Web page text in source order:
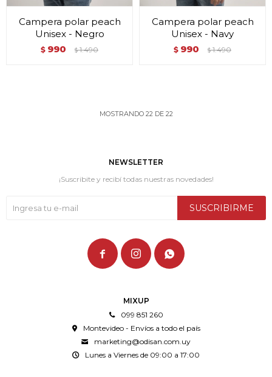
Campera polar peach
Unisex - Negro
$ 990 $ 1.490
Campera polar peach
Unisex - Navy
$ 990 $ 1.490
MOSTRANDO 22 DE 22
MIXUP
099 851 260
Montevideo - Envíos a todo el país
marketing@odisan.com.uy
Lunes a Viernes de 09:00 a 17:00
NEWSLETTER
¡Suscribite y recibí todas nuestras novedades!
SUSCRIBIRME
  